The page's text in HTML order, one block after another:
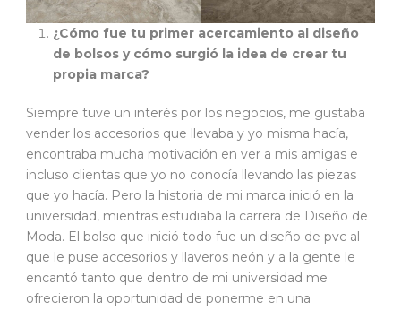
¿Cómo fue tu primer acercamiento al diseño
de bolsos y cómo surgió la idea de crear tu
propia marca?
Siempre tuve un interés por los negocios, me gustaba
vender los accesorios que llevaba y yo misma hacía,
encontraba mucha motivación en ver a mis amigas e
incluso clientas que yo no conocía llevando las piezas
que yo hacía. Pero la historia de mi marca inició en la
universidad, mientras estudiaba la carrera de Diseño de
Moda. El bolso que inició todo fue un diseño de pvc al
que le puse accesorios y llaveros neón y a la gente le
encantó tanto que dentro de mi universidad me
ofrecieron la oportunidad de ponerme en una